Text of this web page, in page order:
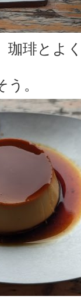
珈琲とよ
。